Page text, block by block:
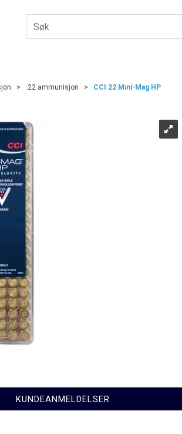
> .22 ammunisjon > CCI 22 Mini-Mag HP
KUNDEANMELDELSER